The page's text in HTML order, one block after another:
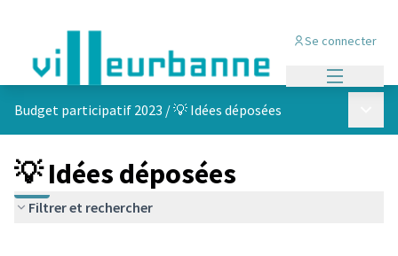
Se connecter
Budget participatif 2023 /💡 Idées déposées
💡 Idées déposées
Filtrer et rechercher